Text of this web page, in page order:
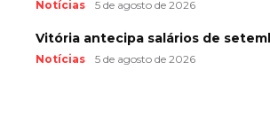
Notícias 5 de agosto de 2026
Vitória antecipa salários de
Notícias 5 de agosto de 2026